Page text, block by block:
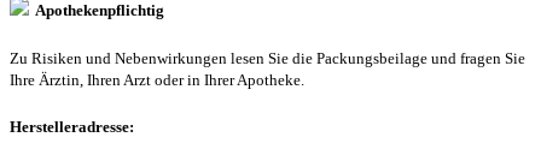
Apothekenpflichtig
Zu Risiken und Nebenwirkungen lesen Sie die Packungsbeilage und fragen Sie
Ihre Ärztin, Ihren Arzt oder in Ihrer Apotheke.
Herstelleradresse: